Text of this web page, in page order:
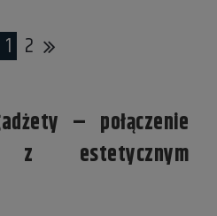
1 2
– połączenie
z estetycznym